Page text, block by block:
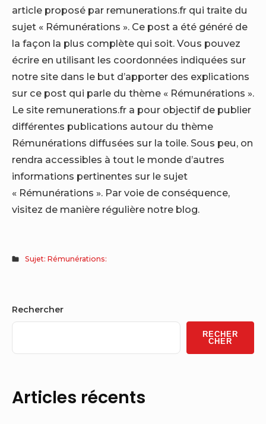
article proposé par remunerations.fr qui traite du
sujet « Rémunérations ». Ce post a été généré de
la façon la plus complète qui soit. Vous pouvez
écrire en utilisant les coordonnées indiquées sur
notre site dans le but d’apporter des explications
sur ce post qui parle du thème « Rémunérations ».
Le site remunerations.fr a pour objectif de publier
différentes publications autour du thème
Rémunérations diffusées sur la toile. Sous peu, on
rendra accessibles à tout le monde d’autres
informations pertinentes sur le sujet
« Rémunérations ». Par voie de conséquence,
visitez de manière régulière notre blog.
Sujet: Rémunérations:
Sidebar
Widget
Area
Rechercher
RECHER
CHER
Articles récents